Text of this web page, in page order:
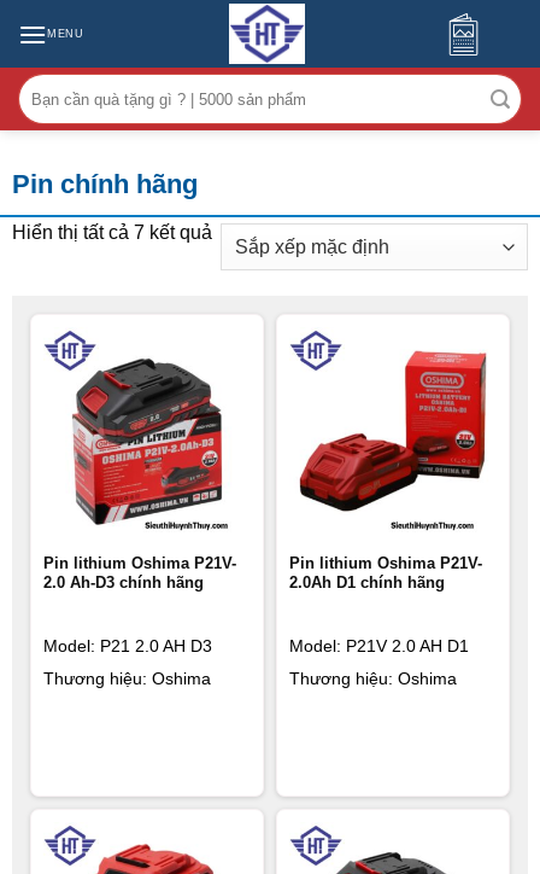
MENU
Tìm
kiếm:
Pin chính hãng
Hiển thị tất cả 7 kết quả
Pin lithium Oshima P21V-
2.0 Ah-D3 chính hãng
Model: P21 2.0 AH D3
Thương hiệu: Oshima
Pin lithium Oshima P21V-
2.0Ah D1 chính hãng
Model: P21V 2.0 AH D1
Thương hiệu: Oshima